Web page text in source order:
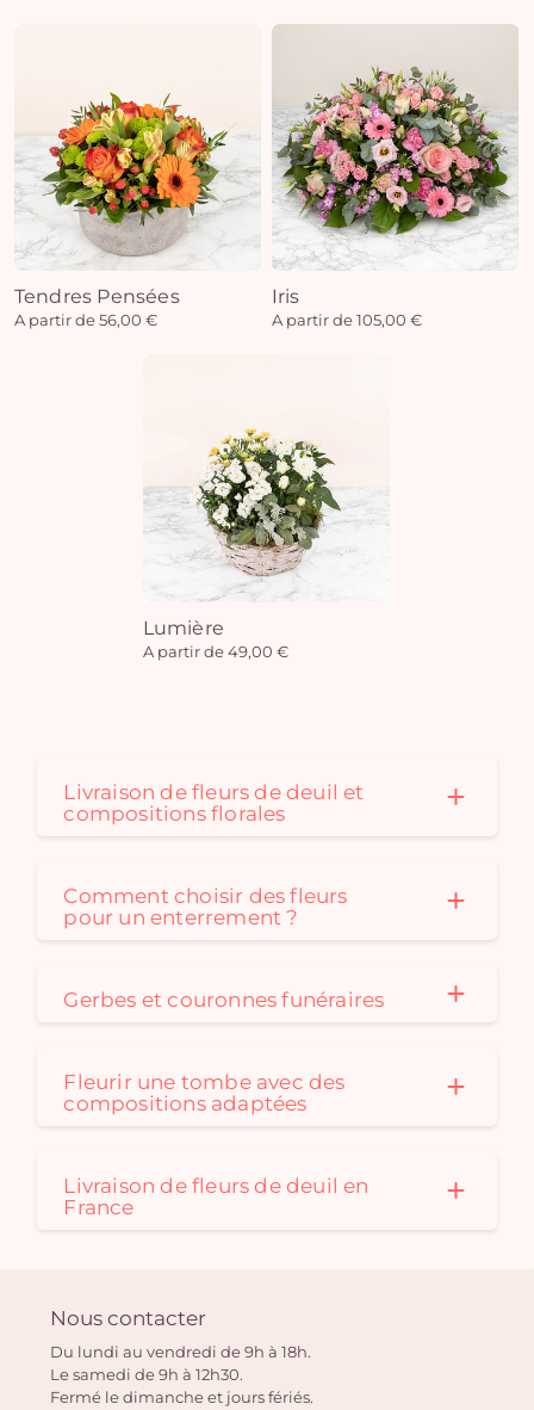
Tendres Pensées
A partir de 56,00 €
Iris
A partir de 105,00 €
Lumière
A partir de 49,00 €
Livraison de fleurs de deuil et
compositions florales
Comment choisir des fleurs
pour un enterrement ?
Gerbes et couronnes funéraires
Fleurir une tombe avec des
compositions adaptées
Livraison de fleurs de deuil en
France
Nous contacter
Du lundi au vendredi de 9h à 18h.
Le samedi de 9h à 12h30.
Fermé le dimanche et jours fériés.